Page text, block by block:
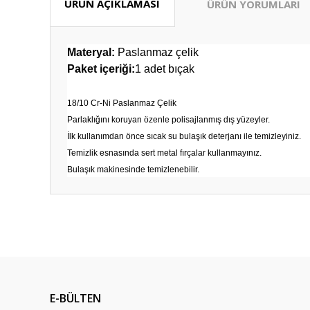
ÜRÜN AÇIKLAMASI ÜRÜN YORUMLARI
Materyal: Paslanmaz çelik
Paket içeriği:1 adet bıçak
18/10 Cr-Ni Paslanmaz Çelik
Parlaklığını koruyan özenle polisajlanmış dış yüzeyler.
İlk kullanımdan önce sıcak su bulaşık deterjanı ile temizleyiniz.
Temizlik esnasında sert metal fırçalar kullanmayınız.
Bulaşık makinesinde temizlenebilir.
Ürün bilgilerinde hatalar bulunuyor.
aldım
E-BÜLTEN